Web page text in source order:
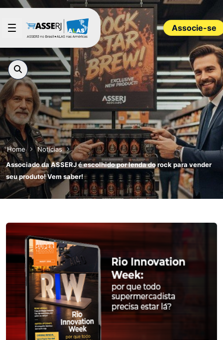
Pular para o Conteúdo principal
Associe-se
Home
Notícias
Associado da ASSERJ é escolhido por lenda do rock para vender
seu produto! Vem saber!